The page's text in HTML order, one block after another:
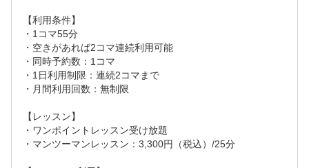
【利用条件】
・1コマ55分
・空きがあれば2コマ連続利用可能
・同時予約数：1コマ
・1日利用制限：連続2コマまで
・月間利用回数：無制限
【レッスン】
・ワンポイントレッスン受け放題
・マンツーマンレッスン：3,300円（税込）/25分